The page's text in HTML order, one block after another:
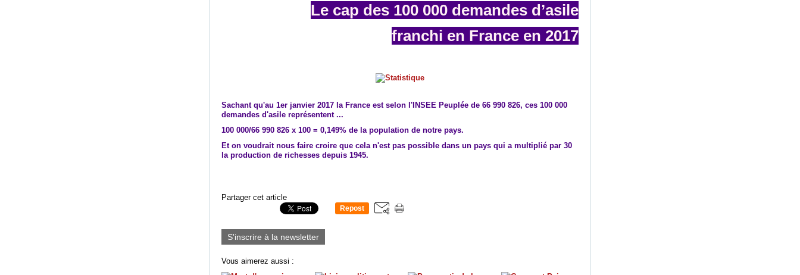
Le cap des 100 000 demandes d’asile
franchi en France en 2017
Sachant qu'au 1er janvier 2017 la France est selon l'INSEE Peuplée de 66 990 826, ces 100 000
demandes d'asile représentent ...
100 000/66 990 826 x 100 = 0,149% de la population de notre pays.
Et on voudrait nous faire croire que cela n'est pas possible dans un pays qui a multiplié par 30
la production de richesses depuis 1945.
Partager cet article
Repost
S'inscrire à la newsletter
Vous aimerez aussi :